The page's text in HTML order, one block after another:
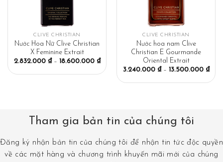
CLIVE CHRISTIAN
Nước Hoa Nữ Clive Christian
X Feminine Extrait
2.832.000 ₫– 18.600.000 ₫
CLIVE CHRISTIAN
Nước hoa nam Clive
Christian E Gourmande
Oriental Extrait
3.240.000 ₫– 13.500.000 ₫
Tham gia bản tin của chúng tôi
Đăng ký nhận bản tin của chúng tôi để nhận tin tức độc quyền
về các mặt hàng và chương trình khuyến mãi mới của chúng